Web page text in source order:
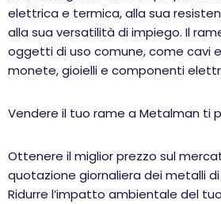
elettrica e termica, alla sua
alla sua versatilità di impiego. Il
oggetti di uso comune, come cavi
monete, gioielli e componenti
Vendere il tuo rame a Metalman ti
Ottenere il miglior prezzo sul
quotazione giornaliera dei metalli di
Ridurre l’impatto ambientale del